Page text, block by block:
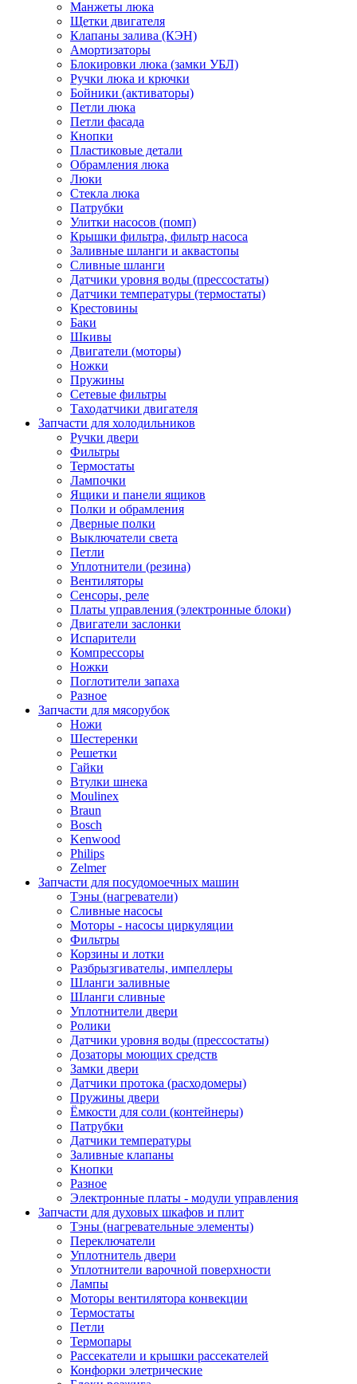
Манжеты люка
Щетки двигателя
Клапаны залива (КЭН)
Амортизаторы
Блокировки люка (замки УБЛ)
Ручки люка и крючки
Бойники (активаторы)
Петли люка
Петли фасада
Кнопки
Пластиковые детали
Обрамления люка
Люки
Стекла люка
Патрубки
Улитки насосов (помп)
Крышки фильтра, фильтр насоса
Заливные шланги и аквастопы
Сливные шланги
Датчики уровня воды (прессостаты)
Датчики температуры (термостаты)
Крестовины
Баки
Шкивы
Двигатели (моторы)
Ножки
Пружины
Сетевые фильтры
Таходатчики двигателя
Запчасти для холодильников
Ручки двери
Фильтры
Термостаты
Лампочки
Ящики и панели ящиков
Полки и обрамления
Дверные полки
Выключатели света
Петли
Уплотнители (резина)
Вентиляторы
Сенсоры, реле
Платы управления (электронные блоки)
Двигатели заслонки
Испарители
Компрессоры
Ножки
Поглотители запаха
Разное
Запчасти для мясорубок
Ножи
Шестеренки
Решетки
Гайки
Втулки шнека
Moulinex
Braun
Bosch
Kenwood
Philips
Zelmer
Запчасти для посудомоечных машин
Тэны (нагреватели)
Сливные насосы
Моторы - насосы циркуляции
Фильтры
Корзины и лотки
Разбрызгивателы, импеллеры
Шланги заливные
Шланги сливные
Уплотнители двери
Ролики
Датчики уровня воды (прессостаты)
Дозаторы моющих средств
Замки двери
Датчики протока (расходомеры)
Пружины двери
Ёмкости для соли (контейнеры)
Патрубки
Датчики температуры
Заливные клапаны
Кнопки
Разное
Электронные платы - модули управления
Запчасти для духовых шкафов и плит
Тэны (нагревательные элементы)
Переключатели
Уплотнитель двери
Уплотнители варочной поверхности
Лампы
Моторы вентилятора конвекции
Термостаты
Петли
Термопары
Рассекатели и крышки рассекателей
Конфорки элетрические